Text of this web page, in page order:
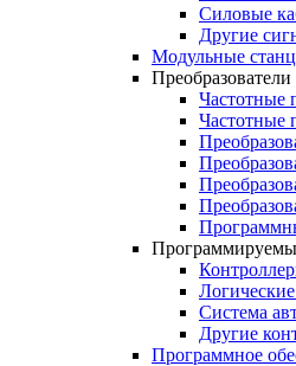
Силовые
Другие
Модульные
Преобразователи
Частотные
Частотные
Система
Другие
Программное